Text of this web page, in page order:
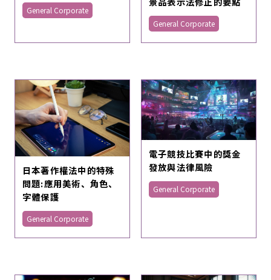
General Corporate
General Corporate
日本著作權法中的特殊
問題:應用美術、角色、
字體保護
General Corporate
電子競技比賽中的獎金
發放與法律風險
General Corporate